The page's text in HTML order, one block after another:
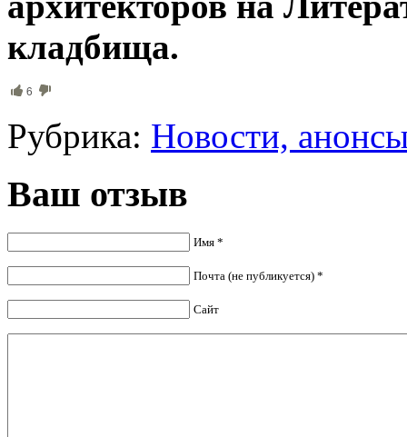
кладбища.
6
Рубрика: Новости,
Ваш отзыв
Имя *
Почта (не публикуется) *
Сайт